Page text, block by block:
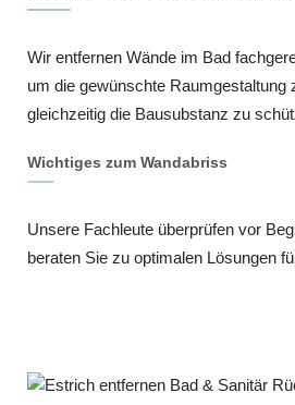
Wir entfernen Wände im Bad
um die gewünschte Raumgestaltung
gleichzeitig die Bausubstanz zu
Wichtiges zum Wandabriss
Unsere Fachleute überprüfen vor
beraten Sie zu optimalen Lösungen